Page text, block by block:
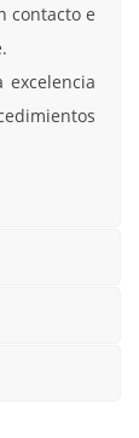
contacto e